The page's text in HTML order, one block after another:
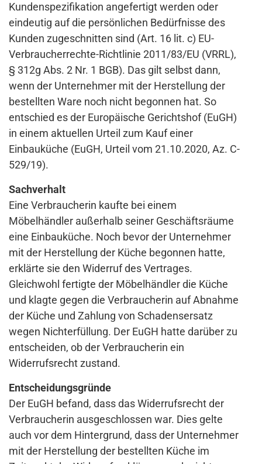
Kundenspezifikation angefertigt werden oder
eindeutig auf die persönlichen Bedürfnisse des
Kunden zugeschnitten sind (Art. 16 lit. c) EU-
Verbraucherrechte-Richtlinie 2011/83/EU (VRRL),
§ 312g Abs. 2 Nr. 1 BGB). Das gilt selbst dann,
wenn der Unternehmer mit der Herstellung der
bestellten Ware noch nicht begonnen hat. So
entschied es der Europäische Gerichtshof (EuGH)
in einem aktuellen Urteil zum Kauf einer
Einbauküche (EuGH, Urteil vom 21.10.2020, Az. C-
529/19).
Sachverhalt
Eine Verbraucherin kaufte bei einem
Möbelhändler außerhalb seiner Geschäftsräume
eine Einbauküche. Noch bevor der Unternehmer
mit der Herstellung der Küche begonnen hatte,
erklärte sie den Widerruf des Vertrages.
Gleichwohl fertigte der Möbelhändler die Küche
und klagte gegen die Verbraucherin auf Abnahme
der Küche und Zahlung von Schadensersatz
wegen Nichterfüllung. Der EuGH hatte darüber zu
entscheiden, ob der Verbraucherin ein
Widerrufsrecht zustand.
Entscheidungsgründe
Der EuGH befand, dass das Widerrufsrecht der
Verbraucherin ausgeschlossen war. Dies gelte
auch vor dem Hintergrund, dass der Unternehmer
mit der Herstellung der bestellten Küche im